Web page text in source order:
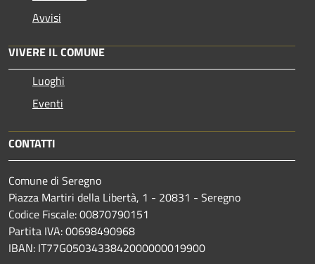
Avvisi
VIVERE IL COMUNE
Luoghi
Eventi
CONTATTI
Comune di Seregno
Piazza Martiri della Libertà, 1 - 20831 - Seregno
Codice Fiscale: 00870790151
Partita IVA: 00698490968
IBAN: IT77G0503433842000000019900